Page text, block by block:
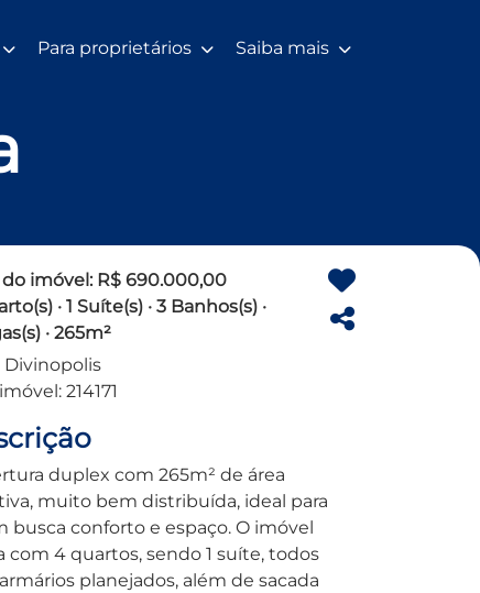
Para proprietários Saiba mais
do imóvel: R$ 690.000,00
· 1 Suíte(s) · 3 Banhos(s) ·
· 265m²
Divinopolis
214171
duplex com 265m² de área
muito bem distribuída, ideal para
busca conforto e espaço. O imóvel
com 4 quartos, sendo 1 suíte, todos
planejados, além de sacada